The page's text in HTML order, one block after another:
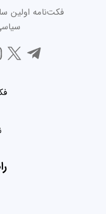
فکت‌نامه